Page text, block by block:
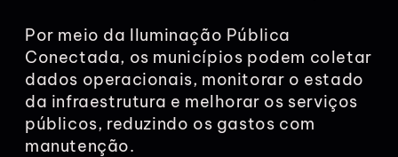
Por meio da Iluminação Pública
Conectada, os municípios podem coletar
dados operacionais, monitorar o estado
da infraestrutura e melhorar os serviços
públicos, reduzindo os gastos com
manutenção.